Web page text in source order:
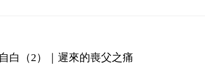
白（2）｜遲來的喪父之痛